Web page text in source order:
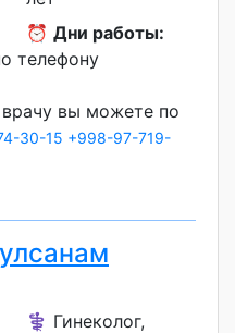
⏰ Дни работы:
телефону
вы можете по
30-15 +998-97-719-
⚕️ Гинеколог,